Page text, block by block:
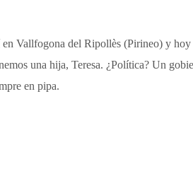
Vallfogona del Ripollès (Pirineo) y
una hija, Teresa. ¿Política? Un
en pipa.